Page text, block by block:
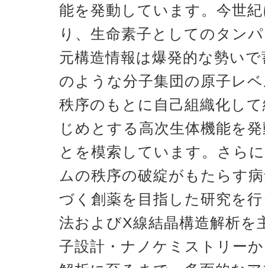
能を発動しています。今世
り、生命素子としてのタン
元構造情報は爆発的な勢い
のような分子集団の原子レ
秩序のもとに自己組織化し
じめとする高次生体機能を
とを模索しています。さら
ムの秩序の破綻がもたらす
づく創薬を目指した研究を
法およびX線結晶構造解析を
子設計・ナノケミストリー